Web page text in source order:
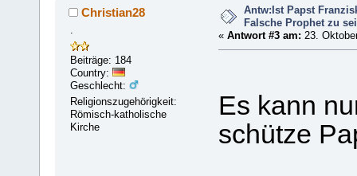
Christian28
.
Beiträge: 184
Country:
Geschlecht:
Religionszugehörigkeit:
Römisch-katholische
Kirche
Antw:Ist Papst
Falsche Prophet zu
« Antwort #3 am: 23.
Es kann
schütze